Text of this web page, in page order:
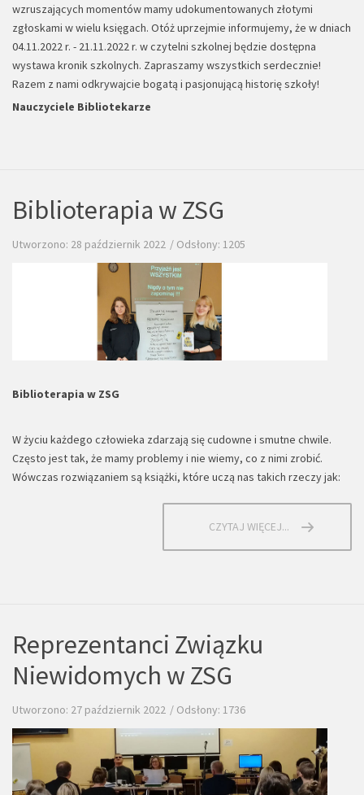
wzruszających momentów mamy udokumentowanych złotymi
zgłoskami w wielu księgach. Otóż uprzejmie informujemy, że w dniach
04.11.2022 r. - 21.11.2022 r. w czytelni szkolnej będzie dostępna
wystawa kronik szkolnych. Zapraszamy wszystkich serdecznie!
Razem z nami odkrywajcie bogatą i pasjonującą historię szkoły!
Nauczyciele Bibliotekarze
Biblioterapia w ZSG
Utworzono: 28 październik 2022 Odsłony: 1205
Biblioterapia w ZSG
W życiu każdego człowieka zdarzają się cudowne i smutne chwile.
Często jest tak, że mamy problemy i nie wiemy, co z nimi zrobić.
Wówczas rozwiązaniem są książki, które uczą nas takich rzeczy jak:
CZYTAJ WIĘCEJ...
Reprezentanci Związku
Niewidomych w ZSG
Utworzono: 27 październik 2022 Odsłony: 1736